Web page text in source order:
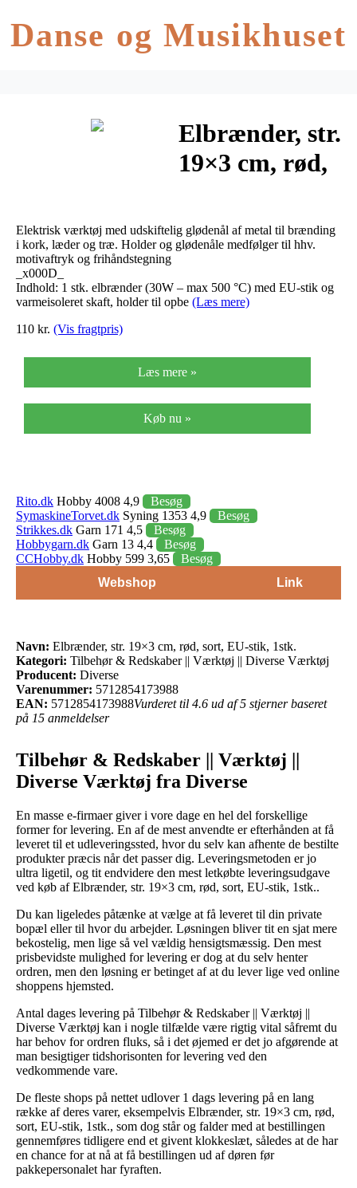
Danse og Musikhuset
Elbrænder, str.
19×3 cm, rød,
1stk.
Elektrisk værktøj med udskiftelig glødenål af metal til brænding
i kork, læder og træ. Holder og glødenåle medfølger til hhv.
motivaftryk og frihåndstegning
_x000D_
Indhold: 1 stk. elbrænder (30W – max 500 °C) med EU-stik og
varmeisoleret skaft, holder til opbe (Læs mere)
110 kr. (Vis fragtpris)
Læs mere »
Køb nu »
Rito.dk Hobby 4008 4,9
Besøg
SymaskineTorvet.dk Syning 1353 4,9
Besøg
Strikkes.dk Garn 171 4,5
Besøg
Hobbygarn.dk Garn 13 4,4
Besøg
CCHobby.dk Hobby 599 3,65
Besøg
Webshop
Link
Navn: Elbrænder, str. 19×3 cm, rød, sort, EU-stik, 1stk.
Kategori: Tilbehør & Redskaber || Værktøj || Diverse Værktøj
Producent: Diverse
Varenummer: 5712854173988
EAN: 5712854173988Vurderet til 4.6 ud af 5 stjerner baseret
på 15 anmeldelser
Tilbehør & Redskaber || Værktøj ||
Diverse Værktøj fra Diverse
En masse e-firmaer giver i vore dage en hel del forskellige
former for levering. En af de mest anvendte er efterhånden at få
leveret til et udleveringssted, hvor du selv kan afhente de bestilte
produkter præcis når det passer dig. Leveringsmetoden er jo
ultra ligetil, og tit endvidere den mest letkøbte leveringsudgave
ved køb af Elbrænder, str. 19×3 cm, rød, sort, EU-stik, 1stk..
Du kan ligeledes påtænke at vælge at få leveret til din private
bopæl eller til hvor du arbejder. Løsningen bliver tit en sjat mere
bekostelig, men lige så vel vældig hensigtsmæssig. Den mest
prisbevidste mulighed for levering er dog at du selv henter
ordren, men den løsning er betinget af at du lever lige ved online
shoppens hjemsted.
Antal dages levering på Tilbehør & Redskaber || Værktøj ||
Diverse Værktøj kan i nogle tilfælde være rigtig vital såfremt du
har behov for ordren fluks, så i det øjemed er det jo afgørende at
man besigtiger tidshorisonten for levering ved den
vedkommende vare.
De fleste shops på nettet udlover 1 dags levering på en lang
række af deres varer, eksempelvis Elbrænder, str. 19×3 cm, rød,
sort, EU-stik, 1stk., som dog står og falder med at bestillingen
gennemføres tidligere end et givent klokkeslæt, således at de har
en chance for at nå at få bestillingen ud af døren før
pakkepersonalet har fyraften.